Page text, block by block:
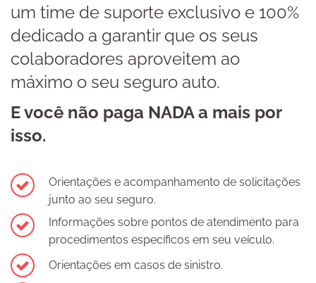
um time de suporte exclusivo e 100%
dedicado a garantir que os seus
colaboradores aproveitem ao
máximo o seu seguro auto.
E você não paga NADA a mais por
isso.
Orientações e acompanhamento de solicitações
junto ao seu seguro.
Informações sobre pontos de atendimento para
procedimentos específicos em seu veículo.
Orientações em casos de sinistro.